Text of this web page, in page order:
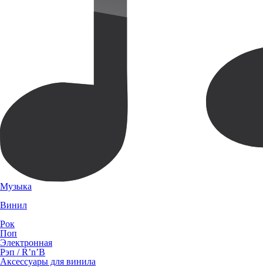
Музыка
Винил
Рок
Поп
Электронная
Рэп / R’n’B
Аксессуары для винила